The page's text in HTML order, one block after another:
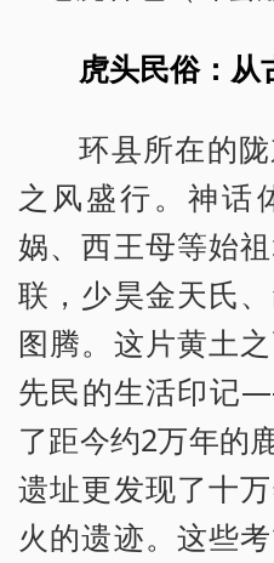
虎头民俗：从
环县所在的
之风盛行。神话
娲、西王母等始
联，少昊金天氏
图腾。这片黄土
先民的生活印记
了距今约2万年的
遗址更发现了十
火的遗迹。这些